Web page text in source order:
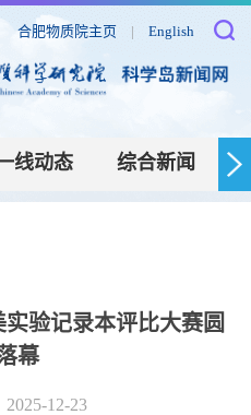
合肥物质院主页 | English
线动态 综合新闻
验记录本评比大赛圆
幕
12-23